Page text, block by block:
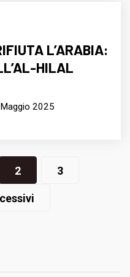
L’ARABIA:
HILAL
2025
2 3